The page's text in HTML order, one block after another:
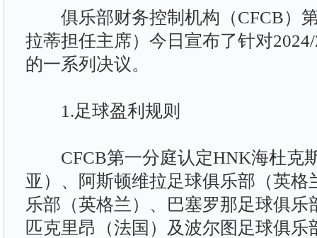
俱乐部财务控制机构（CFCB）第
拉蒂担任主席）今日宣布了针对
的一系列决议。
1.足球盈利规则
CFCB第一分庭认定HNK海杜克
亚）、阿斯顿维拉足球俱乐部（英格
乐部（英格兰）、巴塞罗那足球俱乐
匹克里昂（法国）及波尔图足球俱乐